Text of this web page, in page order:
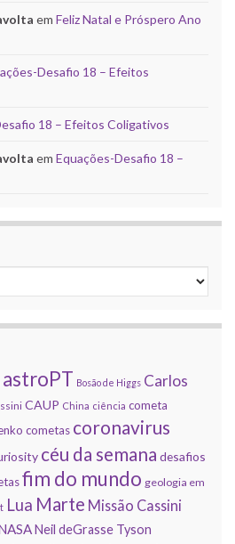
em Feliz Natal e Próspero Ano
Desafio 18 – Efeitos
18 – Efeitos Coligativos
em Equações-Desafio 18 –
astroPT Bosão de Higgs Carlos
CAUP China ciência cometa
cometas coronavirus
céu da semana desafios
fim do mundo geologia em
Lua Marte Missão Cassini
Neil deGrasse Tyson